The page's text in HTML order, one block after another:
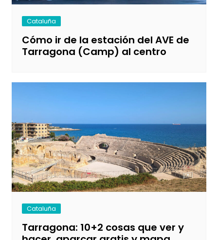
Cataluña
Cómo ir de la estación del AVE de
Tarragona (Camp) al centro
Cataluña
Tarragona: 10+2 cosas que ver y